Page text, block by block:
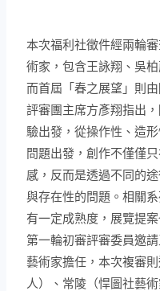
本次福利社徵件經兩輪
術家，包含王詠翔、吳
而首屆「春之展望」則
評審團主席方彥翔指出
驗出發，從操作性、造
問題出發，創作不僅僅
感，反而是透過不同的
與存在性的問題。相關
有一定成熟度，展覽提
第一輪初審評審委員邀請
藝術家擔任，本次複審
人）、常陵（悍圖社藝